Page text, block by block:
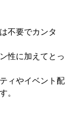
不要でカンタ
性に加えてとっ
ィやイベント配
。